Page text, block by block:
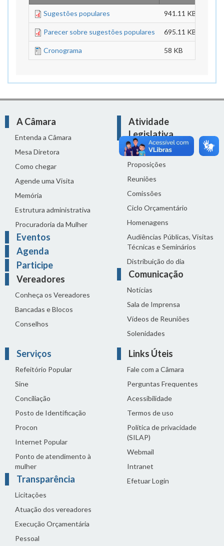
Sugestões populares 941.11 KB
Parecer sobre sugestões populares 695.11 KB
Cronograma 58 KB
A Câmara
Entenda a Câmara
Mesa Diretora
Como chegar
Agende uma Visita
Memória
Estrutura administrativa
Procuradoria da Mulher
Eventos
Agenda
Participe
Vereadores
Conheça os Vereadores
Bancadas e Blocos
Conselhos
Atividade
Legislativa
Legislação
Proposições
Reuniões
Comissões
Ciclo Orçamentário
Homenagens
Audiências Públicas, Visitas
Técnicas e Seminários
Distribuição do dia
Comunicação
Notícias
Sala de Imprensa
Vídeos de Reuniões
Solenidades
Serviços
Refeitório Popular
Sine
Conciliação
Posto de Identificação
Procon
Internet Popular
Ponto de atendimento à
mulher
Transparência
Licitações
Atuação dos vereadores
Execução Orçamentária
Pessoal
Links Úteis
Fale com a Câmara
Perguntas Frequentes
Acessibilidade
Termos de uso
Política de privacidade
(SILAP)
Webmail
Intranet
Efetuar Login